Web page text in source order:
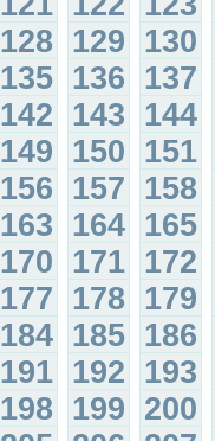
128 129 130
135 136 137
142 143 144
149 150 151
156 157 158
163 164 165
170 171 172
177 178 179
184 185 186
191 192 193
198 199 200